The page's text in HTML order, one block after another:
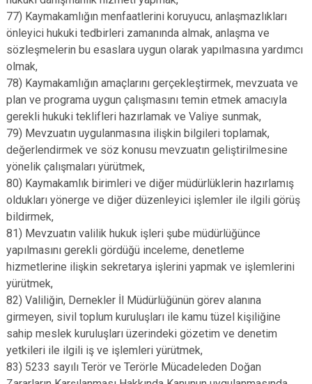
77) Kaymakamlığın menfaatlerini koruyucu, anlaşmazlıkları
önleyici hukuki tedbirleri zamanında almak, anlaşma ve
sözleşmelerin bu esaslara uygun olarak yapılmasına yardımcı
olmak,
78) Kaymakamlığın amaçlarını gerçekleştirmek, mevzuata ve
plan ve programa uygun çalışmasını temin etmek amacıyla
gerekli hukuki teklifleri hazırlamak ve Valiye sunmak,
79) Mevzuatın uygulanmasına ilişkin bilgileri toplamak,
değerlendirmek ve söz konusu mevzuatın geliştirilmesine
yönelik çalışmaları yürütmek,
80) Kaymakamlık birimleri ve diğer müdürlüklerin hazırlamış
oldukları yönerge ve diğer düzenleyici işlemler ile ilgili görüş
bildirmek,
81) Mevzuatın valilik hukuk işleri şube müdürlüğünce
yapılmasını gerekli gördüğü inceleme, denetleme
hizmetlerine ilişkin sekretarya işlerini yapmak ve işlemlerini
yürütmek,
82) Valiliğin, Dernekler İl Müdürlüğünün görev alanına
girmeyen, sivil toplum kuruluşları ile kamu tüzel kişiliğine
sahip meslek kuruluşları üzerindeki gözetim ve denetim
yetkileri ile ilgili iş ve işlemleri yürütmek,
83) 5233 sayılı Terör ve Terörle Mücadeleden Doğan